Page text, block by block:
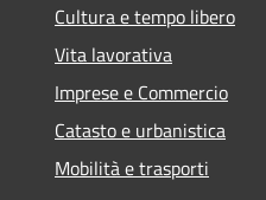
Cultura e tempo libero
Vita lavorativa
Imprese e Commercio
Catasto e urbanistica
Mobilità e trasporti